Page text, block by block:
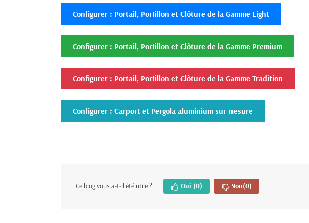
Configurer : Portail, Portillon et Clôture de la Gamme Light
Configurer : Portail, Portillon et Clôture de la Gamme Premium
Configurer : Portail, Portillon et Clôture de la Gamme Tradition
Configurer : Carport et Pergola aluminium sur mesure
Ce blog vous a-t-il été utile ? Oui (0) Non(0)